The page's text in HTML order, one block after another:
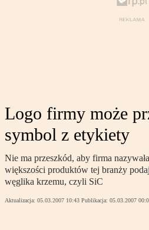
Logo firmy może
symbol z etykiety
Nie ma przeszkód, aby firma
większości produktów tej branży
węglika krzemu, czyli SiC
Aktualizacja: 05.03.2007 10:43 Publikacja: 05.03.2007